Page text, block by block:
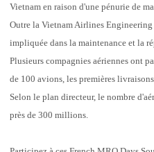
Vietnam en raison d'une pénurie de
Outre la Vietnam Airlines
impliquée dans la maintenance et la
Plusieurs compagnies aériennes ont
de 100 avions, les premières
Selon le plan directeur, le nombre
près de 300 millions.